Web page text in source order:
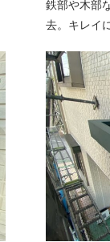
鉄部や木部
去。キレイ